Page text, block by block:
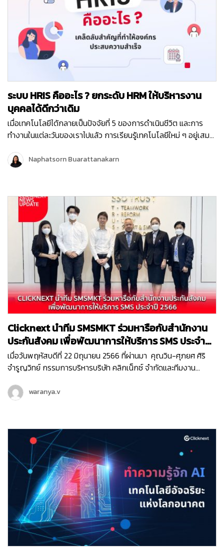
ส่ง SMS ครบวงจร คุณภาพสูง รับ-ส่งได้รวดเร็วที่สุด เพราะเราคือ
ผู้นำในการให้บริการ SMS Marketing ของไทย งาน Thailand
InsurTech Fair 2023 จะจัดขึ้นตั้งแต่วันศุกร์ที่ 8 – วันอาทิตย์ที่ 10
กันยายน 2566 ณ ฮอลล์ 7 อิมแพค เมืองทองธานี บูธ E28 แล้วพบ
กันนะคะ
ระบบ HRIS คืออะไร ? ยกระดับ HRM ให้บริหารงาน
บุคคลได้ดีกว่าเดิม
เมื่อเทคโนโลยีได้กลายเป็นปัจจัยที่ 5 ของการดำเนินชีวิต และการ
ทำงานในแต่ละวันของเราไปแล้ว การเรียนรู้เทคโนโลยีใหม่ ๆ อยู่เสมอ
สูงสุดในทุก ๆ ด้าน ทั้งประโยชน์ในการดำเนินชิวิตประจำวัน การ
ทำงาน และการดำเนินธุรกิจ และจะทำให้เราไม่ตกเทรนด์ค่ะ หลาย ๆ
เพิ่มประสิทธิภาพในการทำงาน โดยหนึ่งในระบบที่สำคัญที่หลาย ๆ
องค์กรนำมาใช้ คือ ระบบการบริหารทรัพยากรบุคคล นั่นเองค่ะ เพราะ
“คน” คือ หนึ่งในเคล็ดลับสำคัญที่ทำให้องค์กรประสบความสำเร็จ วันนี้
เราจึงจะพาทุกคนมาทำความรู้จักกับ ระบบ HRIS (Human Resource
Information System) กันค่ะ ที่มา:
https://www.aihr.com/blog/implement-hris-human-
resources-information-system ระบบ HRIS คือ อะไร ? เราคง
คุ้นเคยกับคำว่า ระบบบริหารทรัพยากรบุคคล หรือ HRM (Human
Resource Management) ซึ่งเป็น ระบบที่ช่วยให้ฝ่าย HR ปรับปรุง
ระบบการบริหารผู้คนภายในองค์กรนั่นเองค่ะ ส่วนระบบสารสนเทศ
ด้านทรัพยากรบุคคล หรือ HRIS (Human Resource Information
System) ซึ่งเป็นการพัฒนาอีกขั้นต่อจาก HRM นั้น เป็นระบบ
เทคโนโลยีสารสนเทศอิเล็กทรอนิกส์ที่ได้รับการพัฒนาเพื่อสนับสนุน
การบริหาร การดำเนินงาน การจัดการของทรัพยากรบุคคลในทุกขั้น
ตอน ไม่ว่าจะเป็นการวางแผนอัตรากำลังคน การออกแบบงาน การ
จ้างงาน การพัฒนา ค่าจ้าง ค่าตอบแทนและสวัสดิการ ฯลฯ เพื่อก่อ
ให้เกิดประโยชน์สูงสุดขององค์กร แต่อย่างไรก็ตามขั้นตอนการเก็บ
ข้อมูลต่างๆ ของพนักงานหรือบุคลากรในองค์กร จะต้องถูกจัดเก็บ
เกี่ยวข้องกับข้อมูลส่วนบุคคล (Personal Information) ก่อน ที่มา :
Vlada Karpovich …
Naphatsorn Buarattanakarn
Clicknext นำทีม SMSMKT ร่วมหารือกับสำนักงาน
ประกันสังคม เพื่อพัฒนาการให้บริการ SMS ประจำปี
2566
เมื่อวันพฤหัสบดีที่ 22 มิถุนายน 2566 ที่ผ่านมา คุณวิน-ศุภยศ ศิริ
จำรูญวิทย์ กรรมการบริหารบริษัท คลิกเน็กซ์ จำกัดและทีมงาน
เกี่ยวกับแนวทางการพัฒนาการให้บริการ ” โครงการบริการส่ง
ข้อความสั้นทางโทรศัพท์มือถือ Short Message Service (SMS)
สำนักงานประกันสังคม และคุณศิริหทัย แท่นแก้ว ผู้อำนวยการศูนย์
สารนิเทศ ที่ได้ร่วมสนับสนุนข้อมูลและได้มาร่วมหารือกันในโครงการนี้
ด้วยค่ะ โดยคลิกเน็กซ์ได้ร่วมมือกับสำนักงานประกันสังคม นำ ระบบ
ส่งข้อความสั้น หรือ ระบบ SMS มาใช้งานร่วมกับ ระบบ One Time
Password (OTP) ซึ่งเป็นชุดรหัสผ่านสำหรับใช้งานครั้งเดียวในการ
ยืนยันตัวตนบุคคล เพื่อความปลอดภัยในการทำธุรกรรม
อิเล็กทรอนิกส์ ซึ่ง ระบบ SMS จะถูกใช้งานในการแจ้งเตือนการชำระ
เงินสมทบ เพื่อไม่ให้ผู้ประกันตนตามมาตรา 39 สิ้นสภาพการเป็นผู้
ประกันตน ด้วยเหตุจากการขาดส่งเงินสมทบ พร้อมทั้งให้บริการแจ้ง
ผลการเปลี่ยนสถานพยาบาลของผู้ประกันตนนั่นเองค่ะ
waranya.v